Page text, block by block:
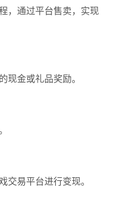
，通过平台售卖，实现
现金或礼品奖励。
交易平台进行变现。